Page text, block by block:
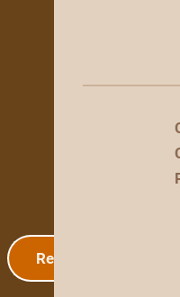
Registo